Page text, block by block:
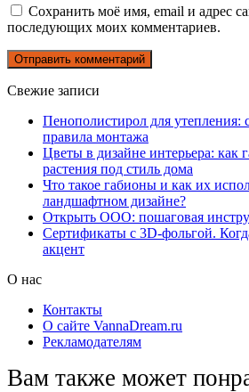
Сохранить моё имя, email и адрес
последующих моих комментариев.
Свежие записи
Пенополистирол для утепления:
правила монтажа
Цветы в дизайне интерьера: как
растения под стиль дома
Что такое габионы и как их
ландшафтном дизайне?
Открыть ООО: пошаговая
Сертификаты с 3D-фольгой.
акцент
О нас
Контакты
О сайте VannaDream.ru
Рекламодателям
Вам также может